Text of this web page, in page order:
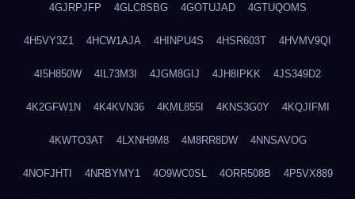
4GJRPJFP 4GLC8SBG 4GOTUJAD 4GTUQOMS
4H5VY3Z1 4HCW1AJA 4HINPU4S 4HSR603T 4HVMV9QI
4I5H850W 4IL73M3I 4JGM8GIJ 4JH8IPKK 4JS349D2
4K2GFW1N 4K4KVN36 4KML855I 4KNS3G0Y 4KQJIFMI
4KWTO3AT 4LXNH9M8 4M8RR8DW 4NNSAVOG
4NOFJHTI 4NRBYMY1 4O9WC0SL 4ORR508B 4P5VX889